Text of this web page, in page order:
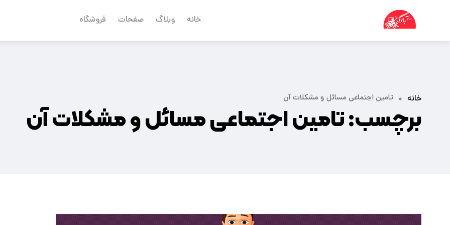
خانه وبلاگ صفحات فروشگاه
خانه تامین اجتماعی مسائل و مشکلات آن
برچسب:تامین اجتماعی مسائل و مشکلات آن